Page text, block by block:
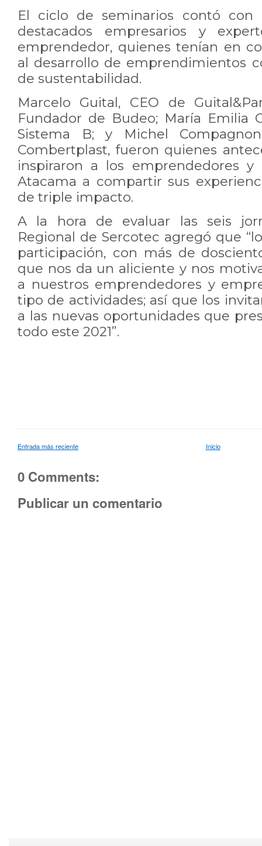
El ciclo de seminarios contó con
destacados empresarios y
emprendedor, quienes tenían en
al desarrollo de emprendimientos
de sustentabilidad.
Marcelo Guital, CEO de
Fundador de Budeo; María Emilia
Sistema B; y Michel
Combertplast, fueron quienes
inspiraron a los emprendedores y
Atacama a compartir sus
de triple impacto.
A la hora de evaluar las seis
Regional de Sercotec agregó que
participación, con más de
que nos da un aliciente y nos
a nuestros emprendedores y
tipo de actividades; así que los
a las nuevas oportunidades que
todo este 2021”.
Entrada más reciente Inicio
0 Comments:
Publicar un comentario